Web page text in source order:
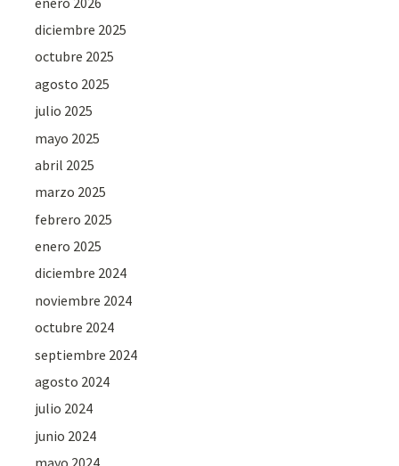
diciembre 2025
octubre 2025
agosto 2025
julio 2025
mayo 2025
abril 2025
marzo 2025
febrero 2025
enero 2025
diciembre 2024
noviembre 2024
octubre 2024
septiembre 2024
agosto 2024
julio 2024
junio 2024